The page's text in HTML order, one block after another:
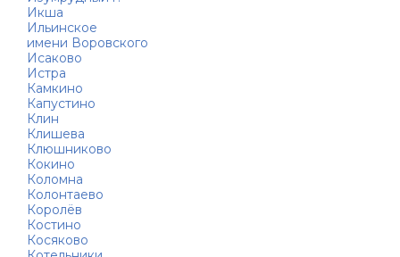
Икша
Ильинское
имени Воровского
Исаково
Истра
Камкино
Капустино
Клин
Клишева
Клюшниково
Кокино
Коломна
Колонтаево
Королёв
Костино
Косяково